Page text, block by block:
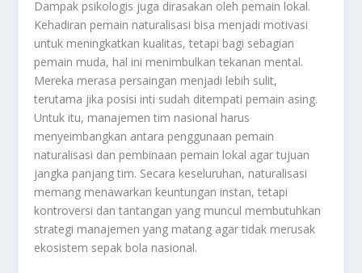
Dampak psikologis juga dirasakan oleh pemain lokal.
Kehadiran pemain naturalisasi bisa menjadi motivasi
untuk meningkatkan kualitas, tetapi bagi sebagian
pemain muda, hal ini menimbulkan tekanan mental.
Mereka merasa persaingan menjadi lebih sulit,
terutama jika posisi inti sudah ditempati pemain asing.
Untuk itu, manajemen tim nasional harus
menyeimbangkan antara penggunaan pemain
naturalisasi dan pembinaan pemain lokal agar tujuan
jangka panjang tim. Secara keseluruhan, naturalisasi
memang menawarkan keuntungan instan, tetapi
kontroversi dan tantangan yang muncul membutuhkan
strategi manajemen yang matang agar tidak merusak
ekosistem sepak bola nasional.